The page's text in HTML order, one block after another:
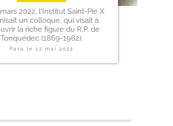
2022, l'Institut Saint-Pie X
un colloque, qui visait à
la riche figure du R.P. de
Tonquédec (1869-1962).
Paru le12 mai 2022